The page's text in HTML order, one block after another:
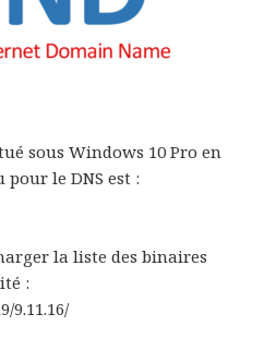
sous Windows 10 Pro en
pour le DNS est :
la liste des binaires
:
9.11.16/